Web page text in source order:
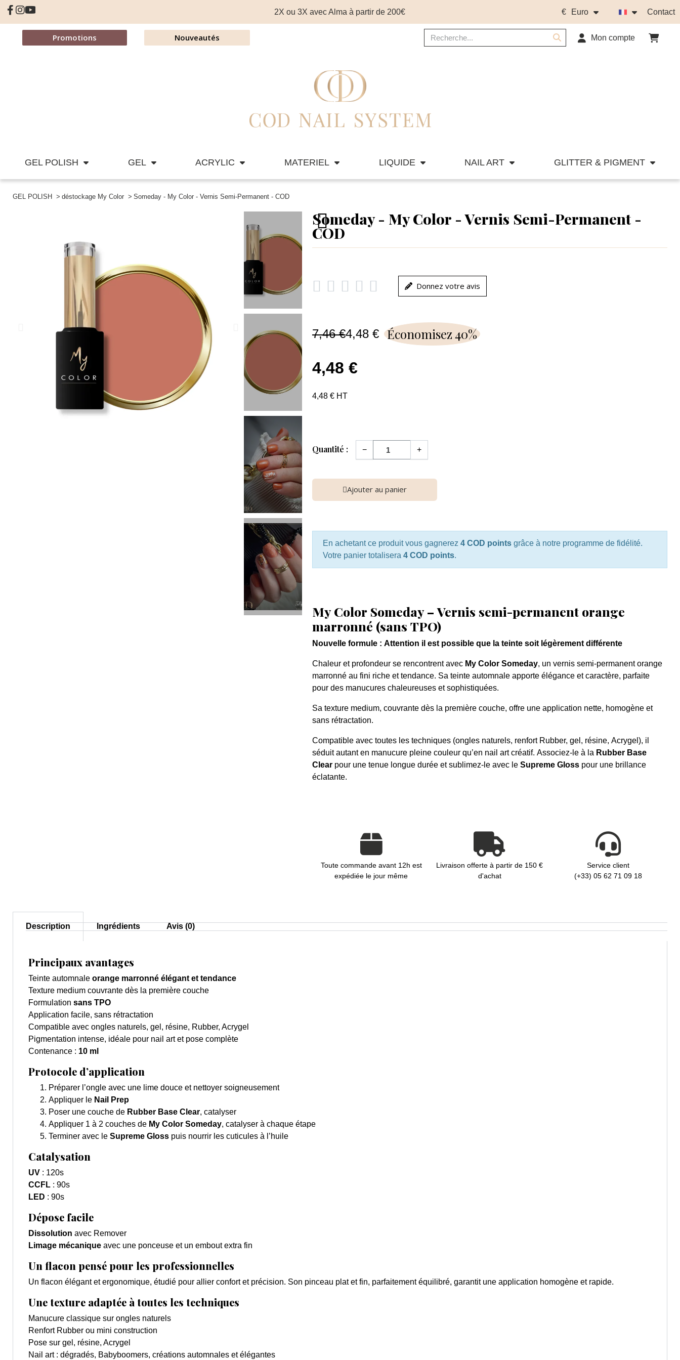
2X ou 3X avec Alma à partir de 200€ € Euro Contact
Promotions Nouveautés Mon compte
GEL POLISH GEL ACRYLIC MATERIEL LIQUIDE NAIL ART GLITTER & PIGMENT
GEL POLISH déstockage My Color Someday - My Color - Vernis Semi-Permanent - COD
Someday - My Color - Vernis Semi-Permanent -
COD
     Donnez votre avis
7,46 €4,48 € Économisez 40%
4,48 €
4,48 € HT
Quantité : − +
Ajouter au panier
En achetant ce produit vous gagnerez 4 COD pointsgrâce à notre programme de fidélité.
Votre panier totalisera 4 COD points.
My Color Someday – Vernis semi-permanent orange
marronné (sans TPO)
Nouvelle formule : Attention il est possible que la teinte soit légèrement différente
Chaleur et profondeur se rencontrent avec My Color Someday, un vernis semi-permanent orange
marronné au fini riche et tendance. Sa teinte automnale apporte élégance et caractère, parfaite
pour des manucures chaleureuses et sophistiquées.
Sa texture medium, couvrante dès la première couche, offre une application nette, homogène et
sans rétractation.
Compatible avec toutes les techniques (ongles naturels, renfort Rubber, gel, résine, Acrygel), il
séduit autant en manucure pleine couleur qu’en nail art créatif. Associez-le à la Rubber Base
Clearpour une tenue longue durée et sublimez-le avec le Supreme Glosspour une brillance
éclatante.
Toute commande avant 12h est
expédiée le jour même
Livraison offerte à partir de 150 €
d'achat
Service client
(+33) 05 62 71 09 18
Description Ingrédients Avis (0)
Principaux avantages
Teinte automnale orange marronné élégant et tendance
Texture medium couvrante dès la première couche
Formulation sans TPO
Application facile, sans rétractation
Compatible avec ongles naturels, gel, résine, Rubber, Acrygel
Pigmentation intense, idéale pour nail art et pose complète
Contenance : 10 ml
Protocole d’application
Préparer l’ongle avec une lime douce et nettoyer soigneusement
Appliquer le Nail Prep
Poser une couche de Rubber Base Clear, catalyser
Appliquer 1 à 2 couches de My Color Someday, catalyser à chaque étape
Terminer avec le Supreme Gloss puis nourrir les cuticules à l’huile
Catalysation
UV : 120s
CCFL : 90s
LED : 90s
Dépose facile
Dissolution avec Remover
Limage mécanique avec une ponceuse et un embout extra fin
Un flacon pensé pour les professionnelles
Un flacon élégant et ergonomique, étudié pour allier confort et précision. Son pinceau plat et fin, parfaitement équilibré, garantit une application homogène et rapide.
Une texture adaptée à toutes les techniques
Manucure classique sur ongles naturels
Renfort Rubber ou mini construction
Pose sur gel, résine, Acrygel
Nail art : dégradés, Babyboomers, créations automnales et élégantes